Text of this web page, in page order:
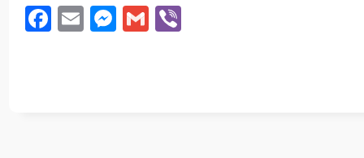
Facebook
EmailMessenger
Gmail